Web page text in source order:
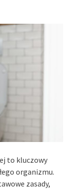
to kluczowy
organizmu.
zasady,